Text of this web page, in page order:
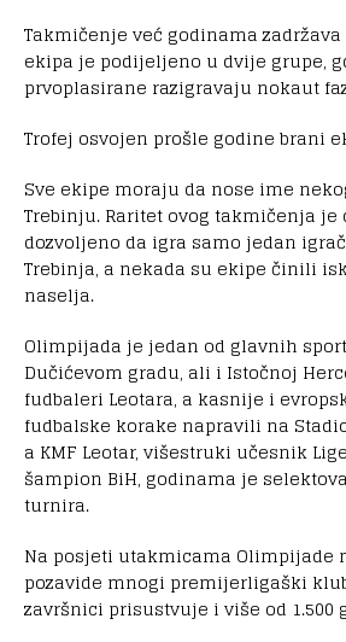
Takmičenje već godinama
ekipa je podijeljeno u dvije grupe,
prvoplasirane razigravaju nokaut
Trofej osvojen prošle godine brani
Sve ekipe moraju da nose ime
Trebinju. Raritet ovog takmičenja je
dozvoljeno da igra samo jedan
Trebinja, a nekada su ekipe činili
naselja.
Olimpijada je jedan od glavnih
Dučićevom gradu, ali i Istočnoj
fudbaleri Leotara, a kasnije i
fudbalske korake napravili na
a KMF Leotar, višestruki učesnik
šampion BiH, godinama je
turnira.
Na posjeti utakmicama Olimpijade
pozavide mnogi premijerligaški
završnici prisustvuje i više od 1.500